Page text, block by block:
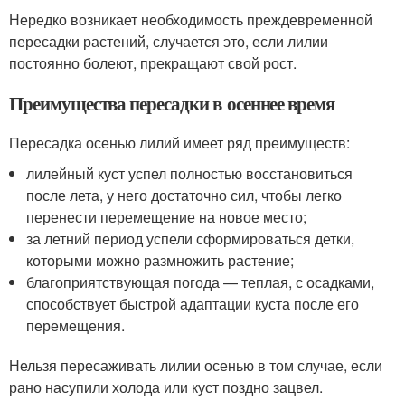
Нередко возникает необходимость преждевременной
пересадки растений, случается это, если лилии
постоянно болеют, прекращают свой рост.
Преимущества пересадки в осеннее время
Пересадка осенью лилий имеет ряд преимуществ:
лилейный куст успел полностью восстановиться
после лета, у него достаточно сил, чтобы легко
перенести перемещение на новое место;
за летний период успели сформироваться детки,
которыми можно размножить растение;
благоприятствующая погода — теплая, с осадками,
способствует быстрой адаптации куста после его
перемещения.
Нельзя пересаживать лилии осенью в том случае, если
рано насупили холода или куст поздно зацвел.